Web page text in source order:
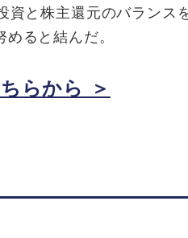
と株主還元のバランス
ると結んだ。
らから ＞